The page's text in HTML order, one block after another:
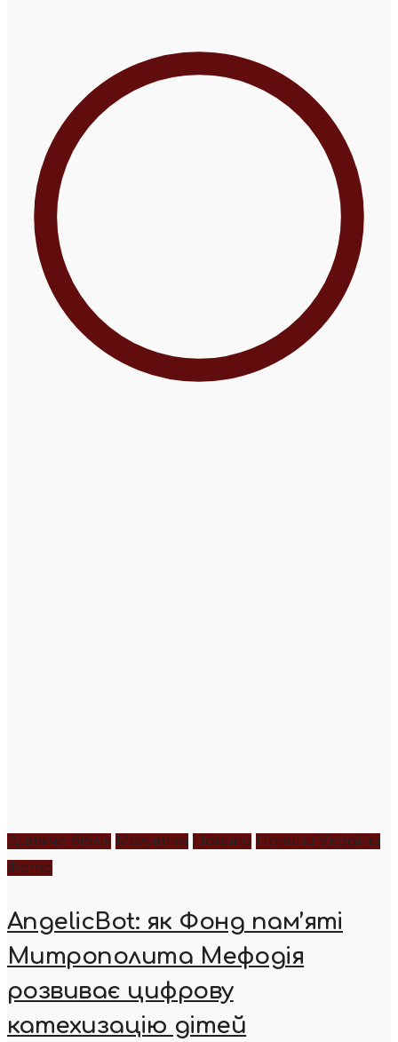
Дитяча біблія Молитва Новини Новини України
Фото
AngelicBot: як Фонд пам’яті
Митрополита Мефодія
розвиває цифрову
катехизацію дітей